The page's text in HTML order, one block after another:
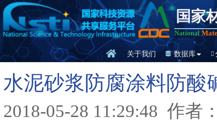
国家
National
关于我们 数据库
水泥砂浆防腐涂料防酸
2018-05-28 11:29:48 作者